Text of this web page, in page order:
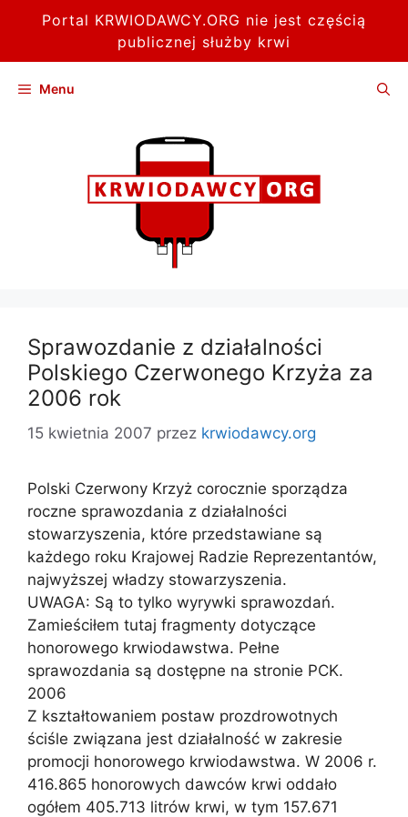
Portal KRWIODAWCY.ORG nie jest częścią
publicznej służby krwi
Menu
Sprawozdanie z działalności
Polskiego Czerwonego Krzyża za
2006 rok
15 kwietnia 2007 przez krwiodawcy.org
Polski Czerwony Krzyż corocznie sporządza
roczne sprawozdania z działalności
stowarzyszenia, które przedstawiane są
każdego roku Krajowej Radzie Reprezentantów,
najwyższej władzy stowarzyszenia.
UWAGA: Są to tylko wyrywki sprawozdań.
Zamieściłem tutaj fragmenty dotyczące
honorowego krwiodawstwa. Pełne
sprawozdania są dostępne na stronie PCK.
2006
Z kształtowaniem postaw prozdrowotnych
ściśle związana jest działalność w zakresie
promocji honorowego krwiodawstwa. W 2006 r.
416.865 honorowych dawców krwi oddało
ogółem 405.713 litrów krwi, w tym 157.671